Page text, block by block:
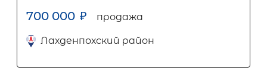
700 000 ₽ продажа
Лахденпохский район